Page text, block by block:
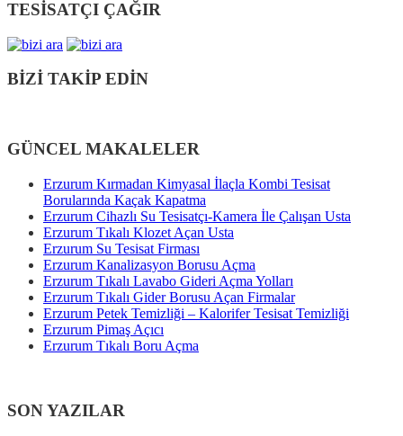
TESİSATÇI ÇAĞIR
BİZİ TAKİP EDİN
GÜNCEL MAKALELER
Erzurum Kırmadan Kimyasal İlaçla Kombi Tesisat
Borularında Kaçak Kapatma
Erzurum Cihazlı Su Tesisatçı-Kamera İle Çalışan Usta
Erzurum Tıkalı Klozet Açan Usta
Erzurum Su Tesisat Firması
Erzurum Kanalizasyon Borusu Açma
Erzurum Tıkalı Lavabo Gideri Açma Yolları
Erzurum Tıkalı Gider Borusu Açan Firmalar
Erzurum Petek Temizliği – Kalorifer Tesisat Temizliği
Erzurum Pimaş Açıcı
Erzurum Tıkalı Boru Açma
SON YAZILAR